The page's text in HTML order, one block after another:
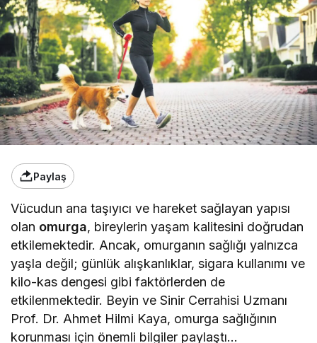
Paylaş
Vücudun ana taşıyıcı ve hareket sağlayan yapısı
olan omurga, bireylerin yaşam kalitesini doğrudan
etkilemektedir. Ancak, omurganın sağlığı yalnızca
yaşla değil; günlük alışkanlıklar, sigara kullanımı ve
kilo-kas dengesi gibi faktörlerden de
etkilenmektedir. Beyin ve Sinir Cerrahisi Uzmanı
Prof. Dr. Ahmet Hilmi Kaya, omurga sağlığının
korunması için önemli bilgiler paylaştı…